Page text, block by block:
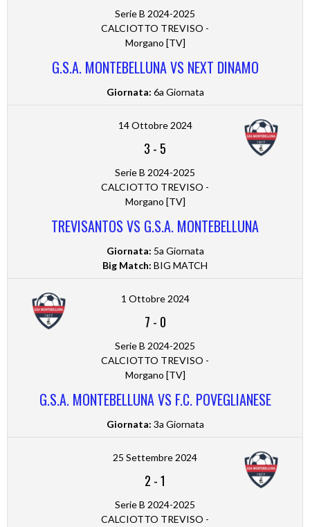
Serie B 2024-2025
CALCIOTTO TREVISO -
Morgano [TV]
G.S.A. MONTEBELLUNA VS NEXT DINAMO
Giornata: 6a Giornata
14 Ottobre 2024
3 - 5
Serie B 2024-2025
CALCIOTTO TREVISO -
Morgano [TV]
TREVISANTOS VS G.S.A. MONTEBELLUNA
Giornata: 5a Giornata
Big Match: BIG MATCH
1 Ottobre 2024
7 - 0
Serie B 2024-2025
CALCIOTTO TREVISO -
Morgano [TV]
G.S.A. MONTEBELLUNA VS F.C. POVEGLIANESE
Giornata: 3a Giornata
25 Settembre 2024
2 -1
Serie B 2024-2025
CALCIOTTO TREVISO -